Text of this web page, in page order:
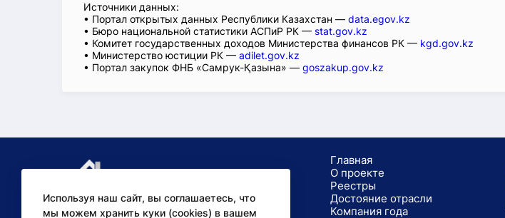
Источники данных:
• Портал открытых данных Республики Казахстан — data.egov.kz
• Бюро национальной статистики АСПиР РК — stat.gov.kz
• Комитет государственных доходов Министерства финансов РК — kgd.gov.kz
• Министерство юстиции РК — adilet.gov.kz
• Портал закупок ФНБ «Самрук-Қазына» — goszakup.gov.kz
Используя наш сайт, вы соглашаетесь, что
мы можем хранить куки (cookies) в вашем
Главная
О проекте
Реестры
Достояние отрасли
Компания года